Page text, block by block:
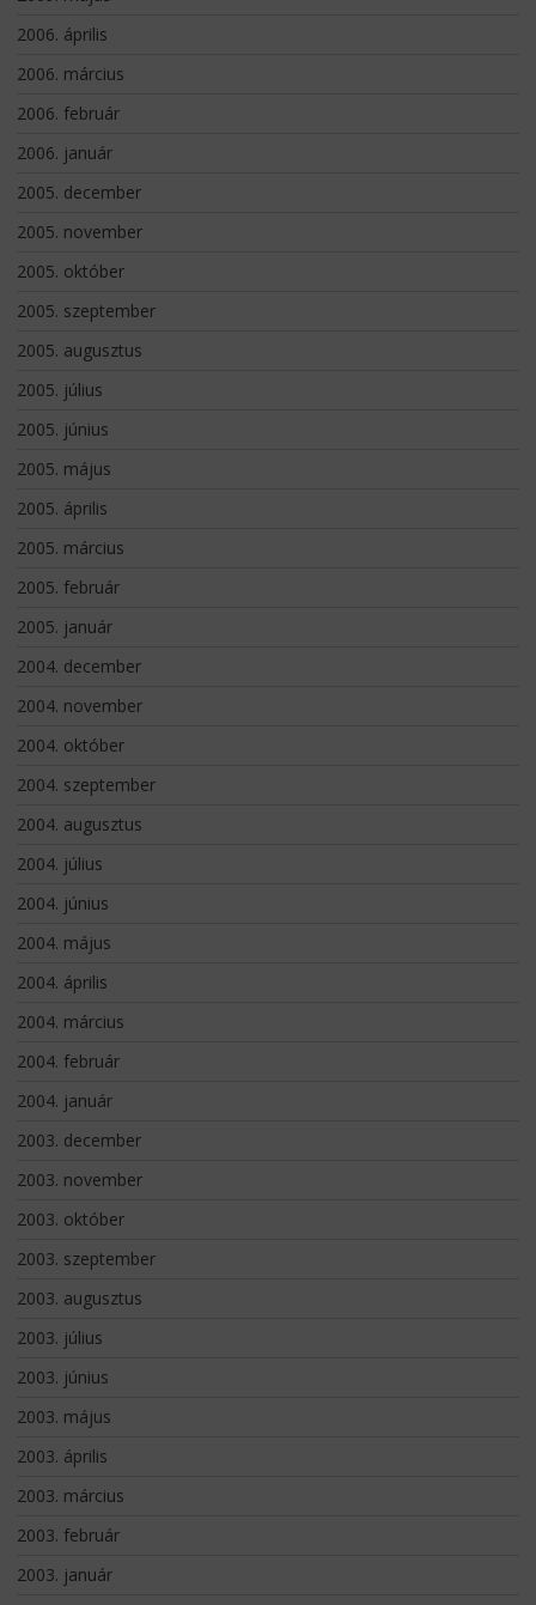
2006. április
2006. március
2006. február
2006. január
2005. december
2005. november
2005. október
2005. szeptember
2005. augusztus
2005. július
2005. június
2005. május
2005. április
2005. március
2005. február
2005. január
2004. december
2004. november
2004. október
2004. szeptember
2004. augusztus
2004. július
2004. június
2004. május
2004. április
2004. március
2004. február
2004. január
2003. december
2003. november
2003. október
2003. szeptember
2003. augusztus
2003. július
2003. június
2003. május
2003. április
2003. március
2003. február
2003. január